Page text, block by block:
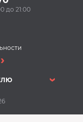
до 21:00